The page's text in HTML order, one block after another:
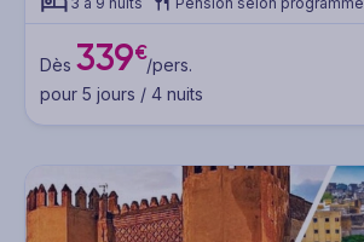
Dès 339€/pers.
pour 5 jours / 4 nuits